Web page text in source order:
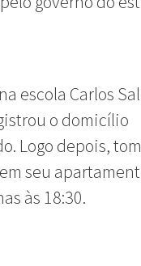
escola Carlos
o domicílio
Logo depois,
seu
às 18:30.